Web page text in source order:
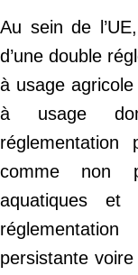
Au sein de
d’une double
à usage
à usage
réglementation
comme non
aquatiques
persistante